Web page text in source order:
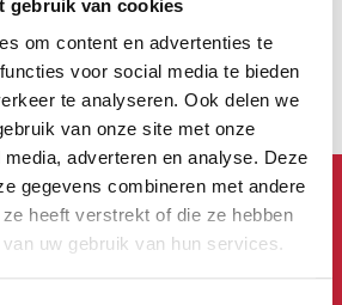
gebruik van cookies
om content en advertenties te
voor social media te bieden
te analyseren. Ook delen we
van onze site met onze
adverteren en analyse. Deze
gegevens combineren met andere
heeft verstrekt of die ze hebben
uw gebruik van hun services.
Kennwortgenerierung